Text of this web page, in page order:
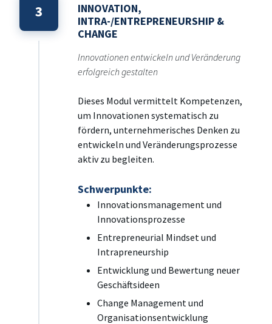
3
INNOVATION,
INTRA-/ENTREPRENEURSHIP &
CHANGE
Innovationen entwickeln und Veränderung
erfolgreich gestalten
Dieses Modul vermittelt Kompetenzen,
um Innovationen systematisch zu
fördern, unternehmerisches Denken zu
entwickeln und Veränderungsprozesse
aktiv zu begleiten.
Schwerpunkte:
Innovationsmanagement und
Innovationsprozesse
Entrepreneurial Mindset und
Intrapreneurship
Entwicklung und Bewertung neuer
Geschäftsideen
Change Management und
Organisationsentwicklung